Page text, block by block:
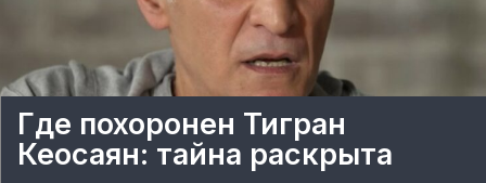
Где похоронен Тигран
Кеосаян: тайна раскрыта